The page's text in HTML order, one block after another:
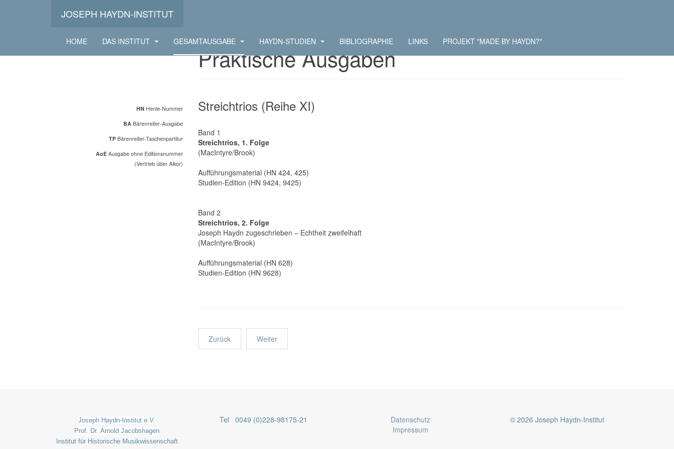
JOSEPH HAYDN-INSTITUT
HOME DAS INSTITUT GESAMTAUSGABE HAYDN-STUDIEN BIBLIOGRAPHIE LINKS PROJEKT "MADE BY HAYDN?"
Praktische Ausgaben
Streichtrios (Reihe XI)
Band 1
Streichtrios, 1. Folge
(MacIntyre/Brook)
Aufführungsmaterial (HN 424, 425)
Studien-Edition (HN 9424, 9425)
Band 2
Streichtrios, 2. Folge
Joseph Haydn zugeschrieben – Echtheit zweifelhaft
(MacIntyre/Brook)
Aufführungsmaterial (HN 628)
Studien-Edition (HN 9628)
Zurück Weiter
HN Henle-Nummer
BABärenreiter-Ausgabe
TPBärenreiter-Taschenpartitur
AoEAusgabe ohne Editionsnummer
(Vertrieb über Alkor)
Joseph Haydn-Institut e.V.
Prof. Dr. Arnold Jacobshagen
Institut für Historische Musikwissenschaft
Tel 0049 (0)228-98175-21
Datenschutz
Impressum
© 2026 Joseph Haydn-Institut